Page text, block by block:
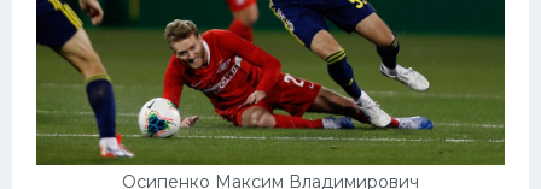
Осипенко Максим Владимирович